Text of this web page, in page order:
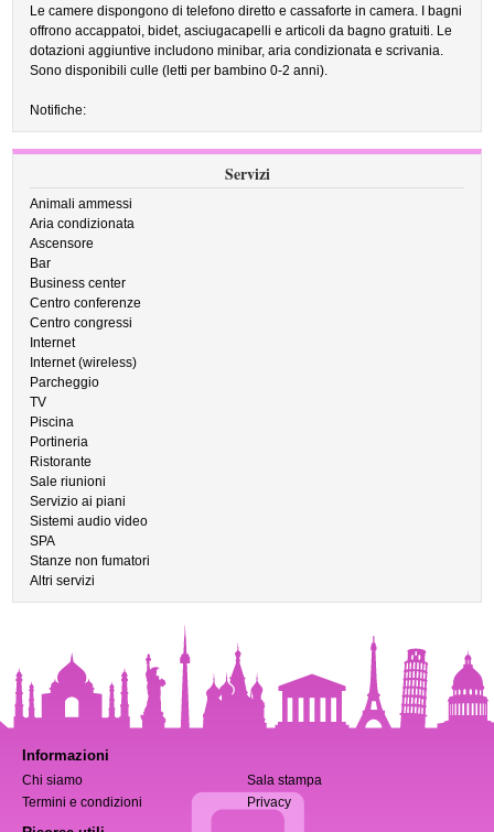
Le camere dispongono di telefono diretto e cassaforte in camera. I bagni
offrono accappatoi, bidet, asciugacapelli e articoli da bagno gratuiti. Le
dotazioni aggiuntive includono minibar, aria condizionata e scrivania.
Sono disponibili culle (letti per bambino 0-2 anni).
Notifiche:
Servizi
Animali ammessi
Aria condizionata
Ascensore
Bar
Business center
Centro conferenze
Centro congressi
Internet
Internet (wireless)
Parcheggio
TV
Piscina
Portineria
Ristorante
Sale riunioni
Servizio ai piani
Sistemi audio video
SPA
Stanze non fumatori
Altri servizi
Informazioni
Chi siamo
Sala stampa
Termini e condizioni
Privacy